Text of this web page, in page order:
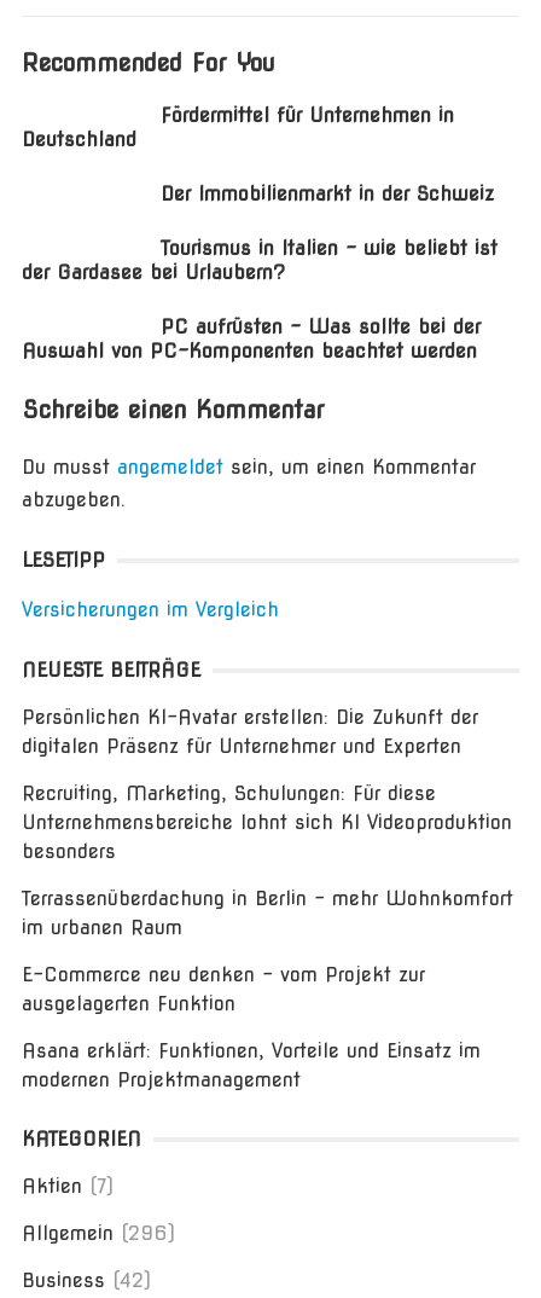
Recommended For You
Fördermittel für Unternehmen in
Deutschland
Der Immobilienmarkt in der Schweiz
Tourismus in Italien – wie beliebt ist
der Gardasee bei Urlaubern?
PC aufrüsten – Was sollte bei der
Auswahl von PC-Komponenten beachtet werden
Schreibe einen Kommentar
Du musst angemeldetsein, um einen Kommentar
abzugeben.
LESETIPP
Versicherungen im Vergleich
NEUESTE BEITRÄGE
Persönlichen KI-Avatar erstellen: Die Zukunft der
digitalen Präsenz für Unternehmer und Experten
Recruiting, Marketing, Schulungen: Für diese
Unternehmensbereiche lohnt sich KI Videoproduktion
besonders
Terrassenüberdachung in Berlin – mehr Wohnkomfort
im urbanen Raum
E-Commerce neu denken – vom Projekt zur
ausgelagerten Funktion
Asana erklärt: Funktionen, Vorteile und Einsatz im
modernen Projektmanagement
KATEGORIEN
Aktien (7)
Allgemein (296)
Business (42)